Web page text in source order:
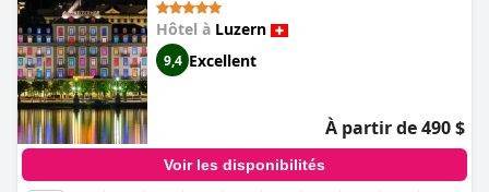
places de parking, ce qui rend le séjour vraiment magique. Dans
l'ensemble, le personnel amical et professionnel du
Gütschoffre une expérience exceptionnelle aux clients à la
recherche d'un séjour de rêve et inoubliable.
Hôtel à Luzern
9,4 Excellent
À partir de 490 $
Voir les disponibilités